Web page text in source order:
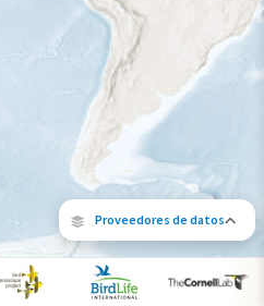
Proveedores de datos